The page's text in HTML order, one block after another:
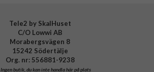
Tele2 by SkalHuset
C/O Lowwi AB
Morabergsvägen 8
15242 Södertälje
Org. nr: 556881-9238
Ingen butik, du kan inte handla här på plats